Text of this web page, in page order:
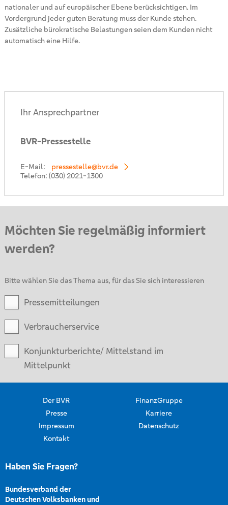
nationaler und auf europäischer Ebene berücksichtigen. Im
Vordergrund jeder guten Beratung muss der Kunde stehen.
Zusätzliche bürokratische Belastungen seien dem Kunden nicht
automatisch eine Hilfe.
Ihr Ansprechpartner
BVR-Pressestelle
E-Mail:
pressestelle@bvr.de
Telefon: (030) 2021-1300
Möchten Sie regelmäßig informiert
werden?
Bitte wählen Sie das Thema aus, für das Sie sich interessieren
Pressemitteilungen
Verbraucherservice
Konjunkturberichte/ Mittelstand im
Mittelpunkt
Der BVR
FinanzGruppe
Presse
Karriere
Impressum
Datenschutz
Kontakt
Haben Sie Fragen?
Bundesverband der
Deutschen Volksbanken und